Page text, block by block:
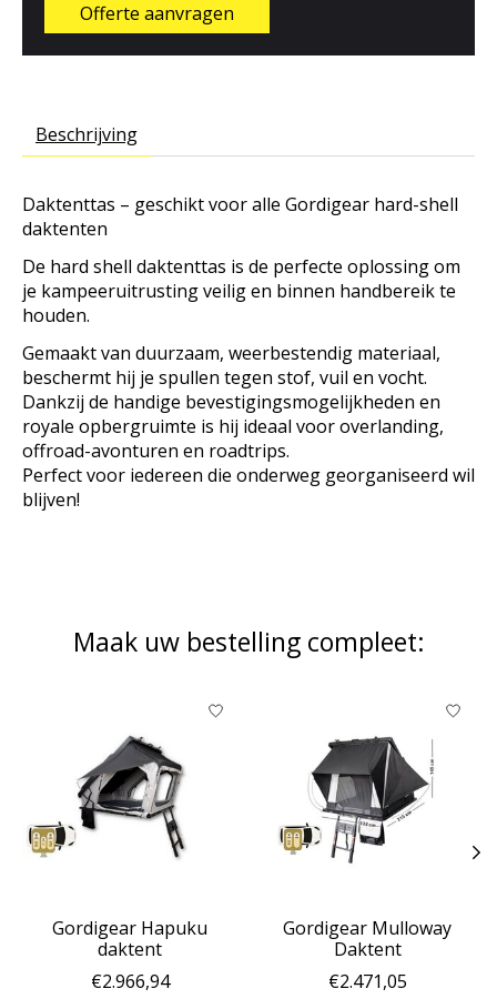
Offerte aanvragen
Beschrijving
Daktenttas – geschikt voor alle Gordigear hard-shell
daktenten
De hard shell daktenttas is de perfecte oplossing om
je kampeeruitrusting veilig en binnen handbereik te
houden.
Gemaakt van duurzaam, weerbestendig materiaal,
beschermt hij je spullen tegen stof, vuil en vocht.
Dankzij de handige bevestigingsmogelijkheden en
royale opbergruimte is hij ideaal voor overlanding,
offroad-avonturen en roadtrips.
Perfect voor iedereen die onderweg georganiseerd wil
blijven!
Maak uw bestelling compleet:
Items van productcarrousel
Gordigear Hapuku
daktent
€2.966,94
Gordigear Mulloway
Daktent
€2.471,05